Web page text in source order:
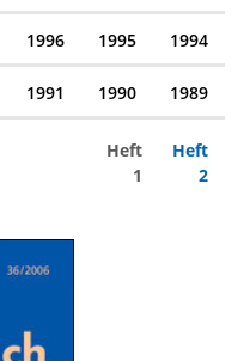
1996 1995 1994
1991 1990 1989
Heft
1
Heft
2